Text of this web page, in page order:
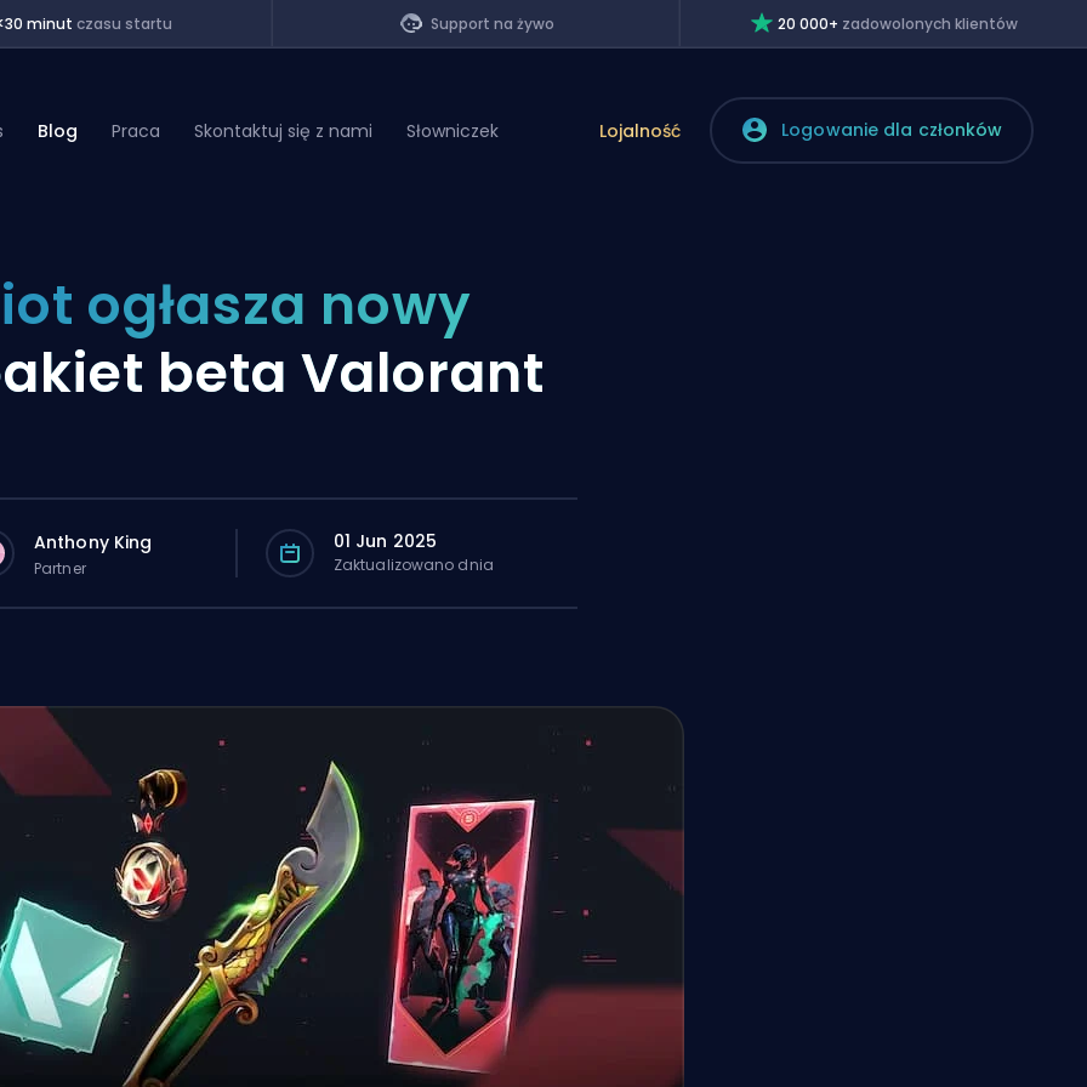
minutczasu startu Support na żywo 20 000+ zadowolonych klientów
Blog Praca Skontaktuj się z nami Słowniczek Lojalność Logowanie dla członków
ogłasza nowy
beta Valorant
Anthony King
Partner
01 Jun 2025
Zaktualizowano dnia